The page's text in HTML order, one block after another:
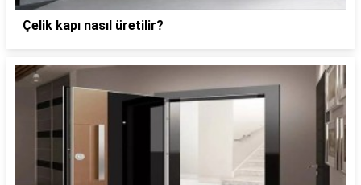
Çelik kapı nasıl üretilir?